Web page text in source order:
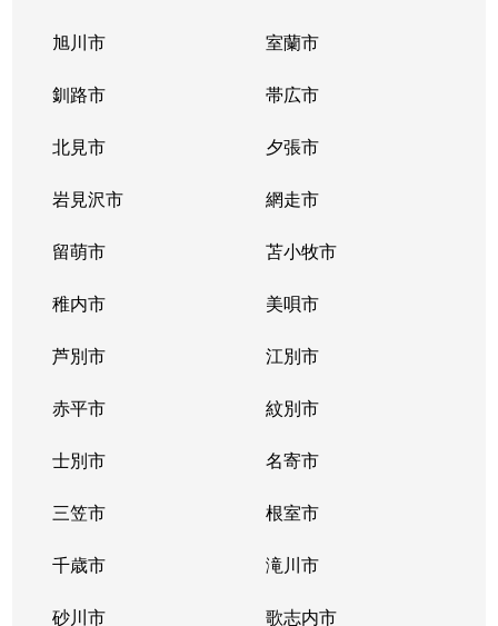
豊平２条
東札幌
豊平２条
東札幌
豊平３条
学園前(札幌)
豊平４条
豊平公園
豊平４条
豊平公園
豊平４条
豊平公園
豊平６条
学園前(札幌)
豊平８条
学園前(札幌)
豊平８条
豊平公園
豊平９条
豊平公園
中の島１条
中の島
旭川市 室蘭市
釧路市 帯広市
北見市 夕張市
岩見沢市 網走市
留萌市 苫小牧市
稚内市 美唄市
芦別市 江別市
赤平市 紋別市
士別市 名寄市
三笠市 根室市
千歳市 滝川市
砂川市 歌志内市